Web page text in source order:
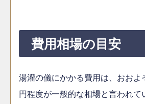
費用相場の目安
湯灌の儀にかかる費用は、おおよ
円程度が一般的な相場と言われて